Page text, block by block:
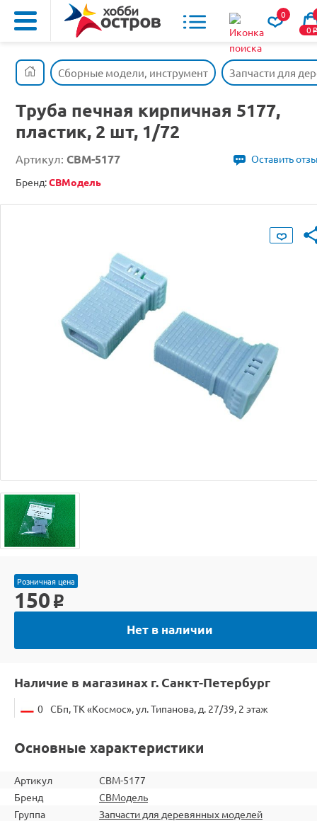
0
0o
Сборные модели, инструмент Запчасти для
Труба печная кирпичная 5177,
пластик, 2 шт, 1/72
Артикул: CBM-5177
Оставить
Бренд:СВМодель
Розничная цена
150 o
Нет в наличии
Наличие в магазинах г. Санкт-Петербург
0 СБп, ТК «Космос», ул. Типанова, д. 27/39, 2 этаж
Основные характеристики
Артикул
CBM-5177
Бренд
СВМодель
Группа
Запчасти для деревянных моделей